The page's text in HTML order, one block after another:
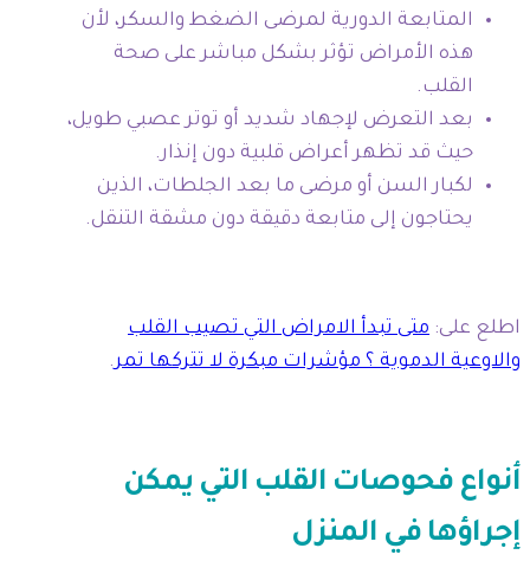
المتابعة الدورية لمرضى الضغط والسكر، لأن
هذه الأمراض تؤثر بشكل مباشر على صحة
القلب.
بعد التعرض لإجهاد شديد أو توتر عصبي طويل،
حيث قد تظهر أعراض قلبية دون إنذار.
لكبار السن أو مرضى ما بعد الجلطات، الذين
يحتاجون إلى متابعة دقيقة دون مشقة التنقل.
اطلع على: متى تبدأ الامراض التي تصيب القلب
والاوعية الدموية ؟ مؤشرات مبكرة لا تتركها تمر.
أنواع فحوصات القلب التي يمكن
إجراؤها في المنزل